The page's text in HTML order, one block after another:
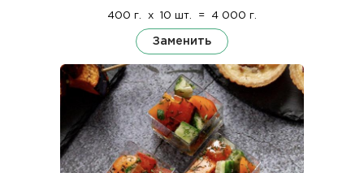
400 г. x 10 шт. = 4 000 г.
Заменить